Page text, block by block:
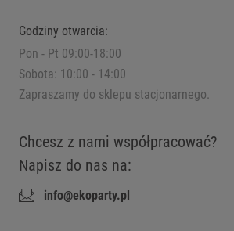
Godziny otwarcia:
Pon - Pt 09:00-18:00
Sobota: 10:00 - 14:00
Zapraszamy do sklepu stacjonarnego.
Chcesz z nami współpracować?
Napisz do nas na:
info@ekoparty.pl